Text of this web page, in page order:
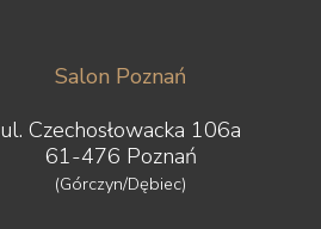
Salon Poznań
ul. Czechosłowacka 106a
61-476 Poznań
(Górczyn/Dębiec)